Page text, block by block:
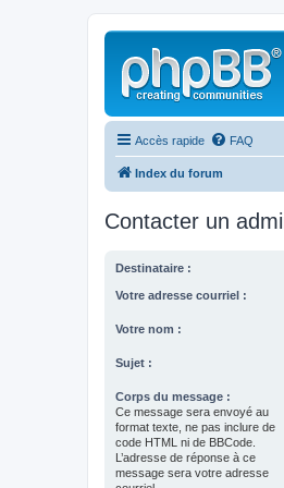
Accès rapide FAQ
Index du forum
Contacter un
Destinataire :
Votre adresse courriel :
Votre nom :
Sujet :
Corps du message :
Ce message sera envoyé au
format texte, ne pas inclure de
code HTML ni de BBCode.
L’adresse de réponse à ce
message sera votre adresse